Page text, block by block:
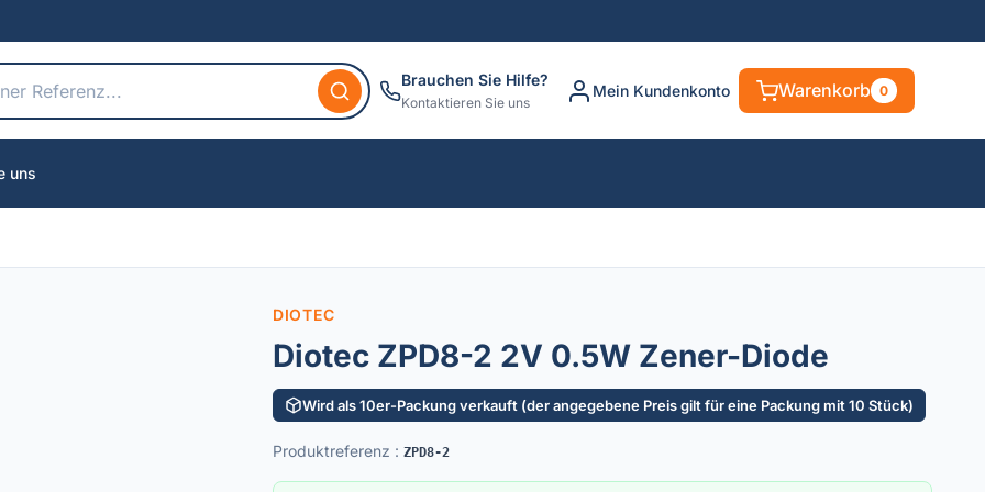
Brauchen Sie Hilfe?
Kontaktieren Sie uns
Mein Kundenkonto Warenkorb 0
uns
DIOTEC
Diotec ZPD8-2 2V 0.5W Zener-Diode
Wird als 10er-Packung verkauft (der angegebene Preis gilt für eine Packung mit 10 Stück)
Produktreferenz : ZPD8-2